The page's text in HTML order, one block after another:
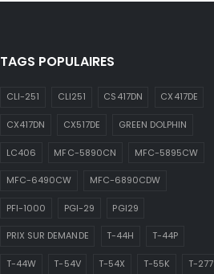
TAGS POPULAIRES
CLI-251 CLI251 CS417DN CX417DE
CX417DN CX517DE GREEN DOLPHIN
LC406 MFC-5890CN MFC-5895CW
MFC-6490CW MFC-6890CDW
PFI-1000 PGI-29 PGI29
PRIX SUR DEMANDE T-44H T-44P
T-44W T-54V T-54X T-55K T-277